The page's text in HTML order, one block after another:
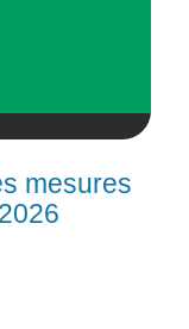
mesures